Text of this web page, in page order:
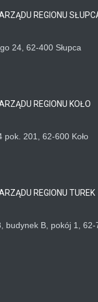
REGIONU
24, 62-400 Słupca
REGIONU KOŁO
pok. 201, 62-600 Koło
REGIONU TUREK
budynek B, pokój 1, 62-